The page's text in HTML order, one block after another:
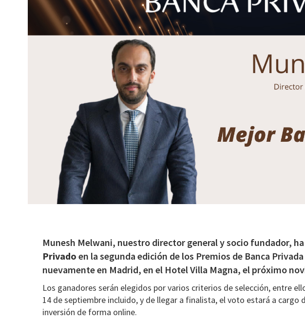
Munesh Melwani, nuestro director general y socio fundador,
Privado en la segunda edición de los Premios de Banca
nuevamente en Madrid, en el Hotel Villa Magna, el próximo
Los ganadores serán elegidos por varios criterios de selección, entre
14 de septiembre incluido, y de llegar a finalista, el voto estará a cargo
inversión de forma online.